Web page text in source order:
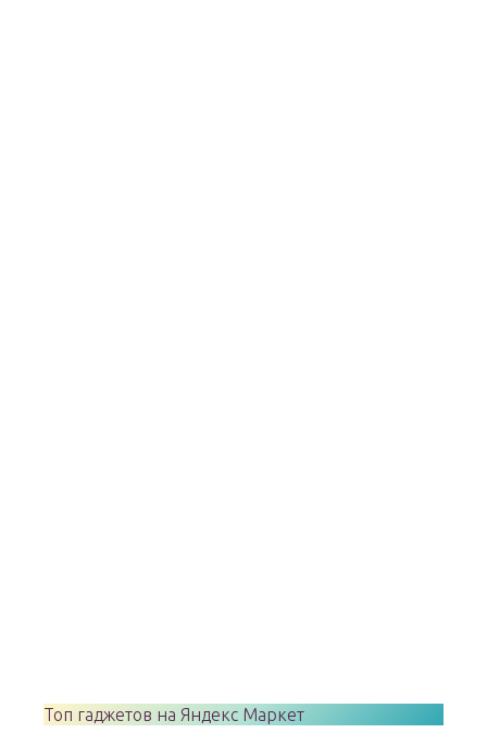
Топ гаджетов на Яндекс Маркет